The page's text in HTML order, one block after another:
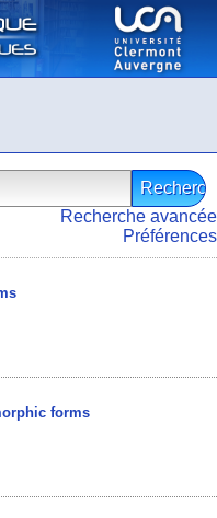
Recherche avancée
Préférences
forms